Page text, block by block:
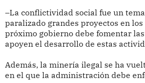
–La conflictividad social fue un
paralizado grandes proyectos en
próximo gobierno debe fomentar
apoyen el desarrollo de estas
Además, la minería ilegal se ha
en el que la administración debe